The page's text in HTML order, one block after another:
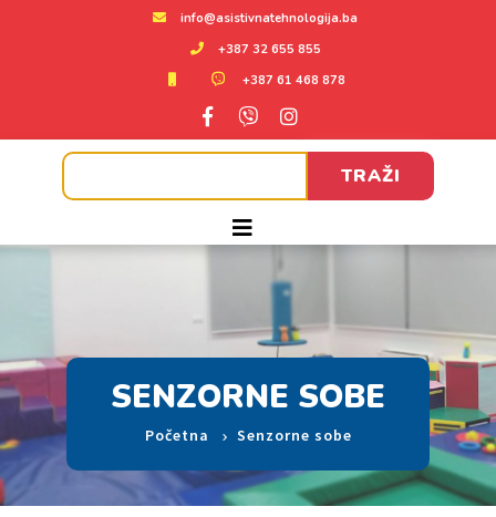
info@asistivnatehnologija.ba
+387 32 655 855
+387 61 468 878
TRAŽI
SENZORNE SOBE
Početna Senzorne sobe